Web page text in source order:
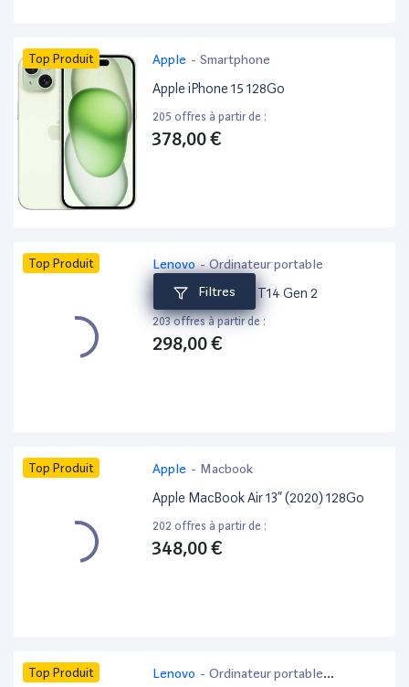
Filtres
Top Produit Apple - Smartphone
Apple iPhone 15 128Go
205 offres à partir de :
378,00 €
Top Produit Lenovo- Ordinateur portable
Lenovo ThinkPad T14 Gen 2
203 offres à partir de :
298,00 €
Top Produit Apple - Macbook
Apple MacBook Air 13” (2020) 128Go
202 offres à partir de :
348,00 €
Top Produit Lenovo - Ordinateur portable